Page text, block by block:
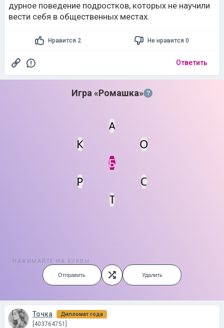
дурное поведение подростков, которых не научили
вести себя в общественных местах.
Нравится 2 Не нравится 0
Ответить
Игра «Ромашка» ?
Мин. кол-во очков
Б
А
К
О
Р
С
Т
НАЖИМАЙТЕ НА БУКВЫ
Отправить Удалить
Точка Дипломат года
[403764751]